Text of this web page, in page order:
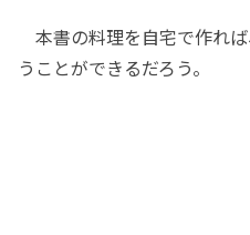
本書の料理を自宅で作れ
うことができるだろう。